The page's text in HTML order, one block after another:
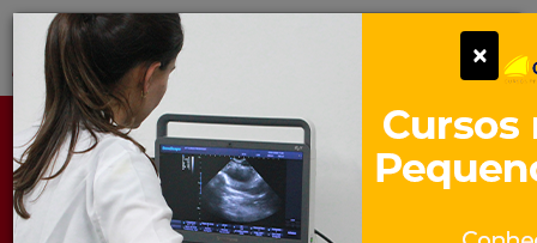
Pular
para
conteúdo
Portal para Profissionais Veterinários
×